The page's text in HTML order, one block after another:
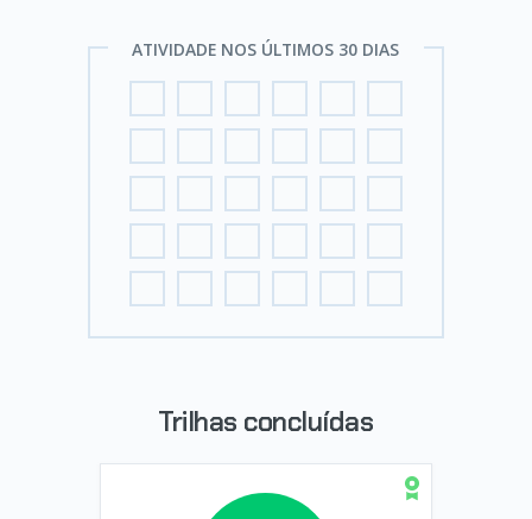
ATIVIDADE NOS ÚLTIMOS 30 DIAS
Trilhas concluídas